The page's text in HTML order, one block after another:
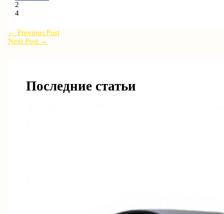
2
4
← Previous Post
Next Post →
Последние статьи